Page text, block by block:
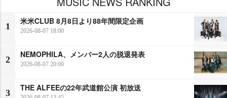
1
米米CLUB 8月8日より88年間限定企画
2026-08-07 18:00
2
NEMOPHILA、メンバー2人の脱退発表
2026-08-07 20:00
3
THE ALFEEの22年武道館公演 初放送